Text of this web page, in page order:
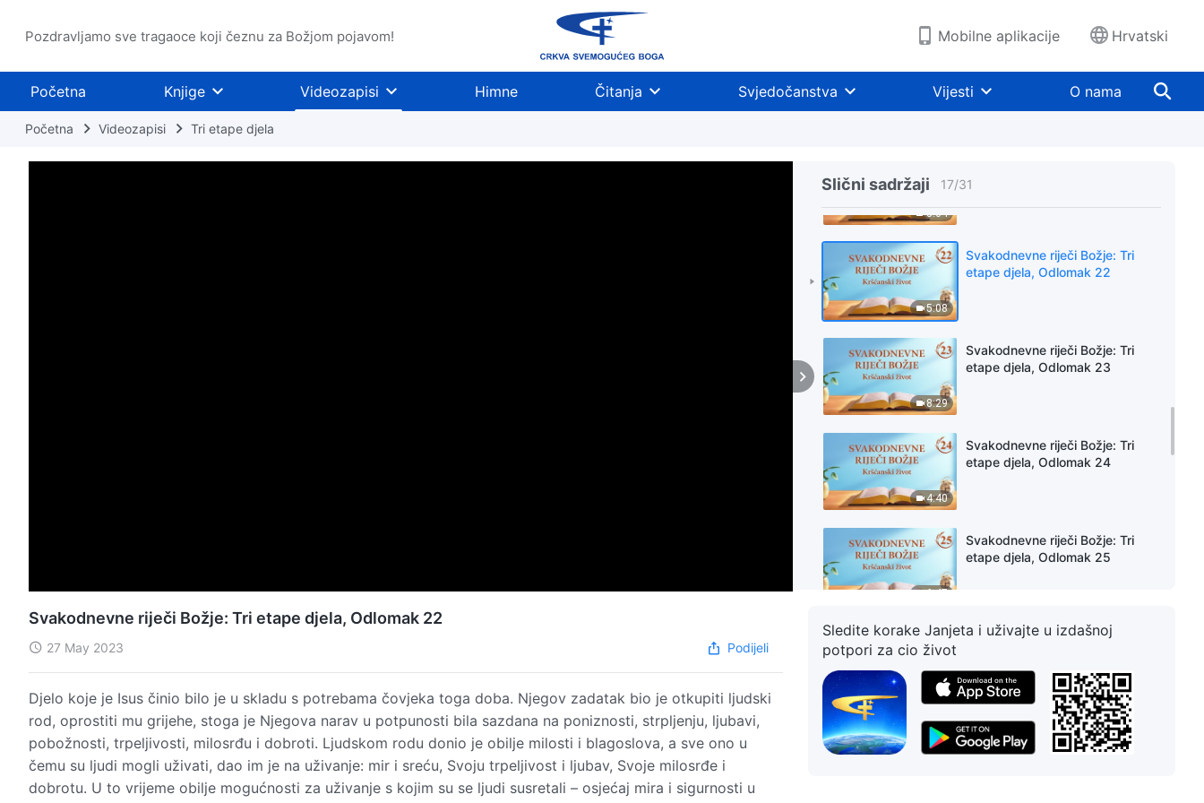
Pozdravljamo sve tragaoce koji čeznu za Božjom pojavom! Mobilne aplikacije Hrvatski
Početna Knjige Videozapisi Himne Čitanja Svjedočanstva Vijesti O nama
Početna Videozapisi Tri etape djela
Slični sadržaji 17/31
5:04
etape djela, Odlomak 20
5:08
Svakodnevne riječi Božje: Tri
etape djela, Odlomak 22
8:29
Svakodnevne riječi Božje: Tri
etape djela, Odlomak 23
4:40
Svakodnevne riječi Božje: Tri
etape djela, Odlomak 24
6:47
Svakodnevne riječi Božje: Tri
etape djela, Odlomak 25
7:57
Svakodnevne riječi Božje: Tri
Svakodnevne riječi Božje: Tri
etape djela, Odlomak 27
Svakodnevne riječi Božje: Tri etape djela, Odlomak 22
27 May 2023 Podijeli
Djelo koje je Isus činio bilo je u skladu s potrebama čovjeka toga doba. Njegov zadatak bio je otkupiti ljudski
rod, oprostiti mu grijehe, stoga je Njegova narav u potpunosti bila sazdana na poniznosti, strpljenju, ljubavi,
pobožnosti, trpeljivosti, milosrđu i dobroti. Ljudskom rodu donio je obilje milosti i blagoslova, a sve ono u
čemu su ljudi mogli uživati, dao im je na uživanje: mir i sreću, Svoju trpeljivost i ljubav, Svoje milosrđe i
dobrotu. U to vrijeme obilje mogućnosti za uživanje s kojim su se ljudi susretali – osjećaj mira i sigurnosti u
Sledite korake Janjeta i uživajte u izdašnoj
potpori za cio život